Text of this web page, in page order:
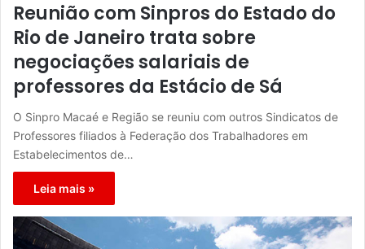
Reunião com Sinpros do Estado do
Rio de Janeiro trata sobre
negociações salariais de
professores da Estácio de Sá
O Sinpro Macaé e Região se reuniu com outros Sindicatos de
Professores filiados à Federação dos Trabalhadores em
Estabelecimentos de…
Leia mais »